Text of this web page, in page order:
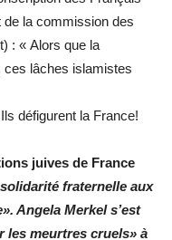
la commission des
: « Alors que la
ces lâches islamistes
défigurent la France!
juives de France
fraternelle aux
Angela Merkel s’est
les meurtres cruels» à